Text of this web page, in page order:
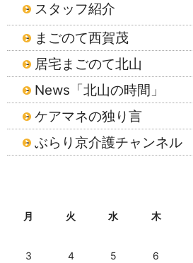
スタッフ紹介
まごのて西賀茂
居宅まごのて北山
News「北山の時間」
ケアマネの独り言
ぶらり京介護チャンネル
月 火 水 木
3
4 5 6